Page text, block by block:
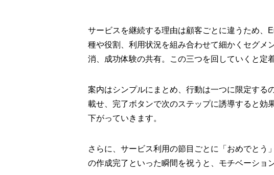
サービスを継続する理由は顧客ごとに違うため、
種や役割、利用状況を組み合わせて細かくセグメ
消、成功体験の共有。この三つを回していくと定
案内はシンプルにまとめ、行動は一つに限定する
載せ、完了ボタンで次のステップに誘導すると効
下がっていきます。
さらに、サービス利用の節目ごとに「おめでとう
の作成完了といった瞬間を祝うと、モチベーショ